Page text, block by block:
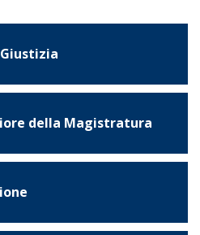
della Magistratura